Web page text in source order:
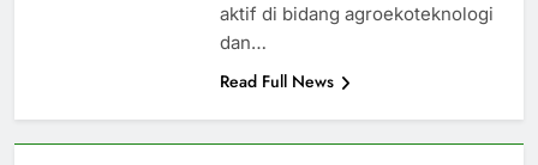
aktif di bidang agroekoteknologi
dan…
Read Full News